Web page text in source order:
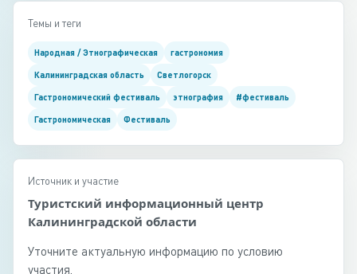
Темы и теги
Народная / Этнографическая гастрономия
Калининградская область Светлогорск
Гастрономический фестиваль этнография #фестиваль
Гастрономическая Фестиваль
Источник и участие
Туристский информационный центр
Калининградской области
Уточните актуальную информацию по условию
участия.